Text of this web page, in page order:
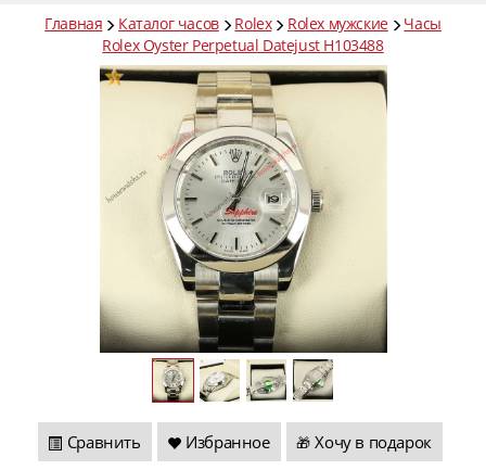
Главная Каталог часов Rolex Rolex мужские
Часы
Rolex Oyster Perpetual Datejust H103488
Сравнить Избранное 🎁 Хочу в подарок